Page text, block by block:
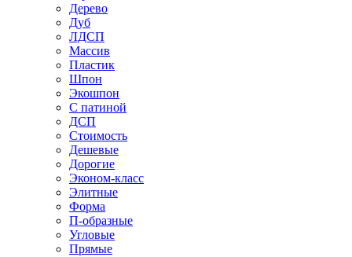
Дерево
Дуб
ЛДСП
Массив
Пластик
Шпон
Экошпон
С патиной
ДСП
Стоимость
Дешевые
Дорогие
Эконом-класс
Элитные
Форма
П-образные
Угловые
Прямые